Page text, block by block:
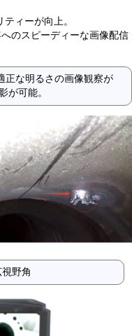
ィーが向上。
のスピーディーな画像配信
正な明るさの画像観察が
が可能。
野角